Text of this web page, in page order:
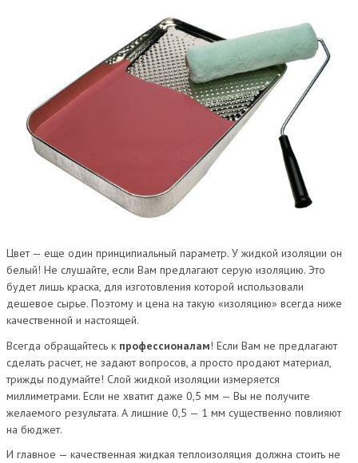
Цвет — еще один принципиальный параметр. У жидкой изоляции он
белый! Не слушайте, если Вам предлагают серую изоляцию. Это
будет лишь краска, для изготовления которой использовали
дешевое сырье. Поэтому и цена на такую «изоляцию» всегда ниже
качественной и настоящей.
Всегда обращайтесь к профессионалам! Если Вам не предлагают
сделать расчет, не задают вопросов, а просто продают материал,
трижды подумайте! Слой жидкой изоляции измеряется
миллиметрами. Если не хватит даже 0,5 мм — Вы не получите
желаемого результата. А лишние 0,5 — 1 мм существенно повлияют
на бюджет.
И главное — качественная жидкая теплоизоляция должна стоить не